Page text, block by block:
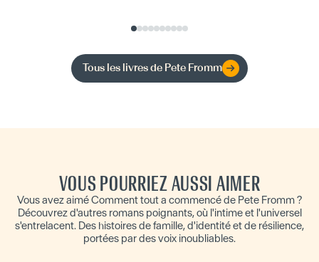
Tous les livres de Pete Fromm
VOUS POURRIEZ AUSSI AIMER
Vous avez aimé Comment tout a commencé de Pete Fromm ?
Découvrez d'autres romans poignants, où l'intime et l'universel
s'entrelacent. Des histoires de famille, d'identité et de résilience,
portées par des voix inoubliables.